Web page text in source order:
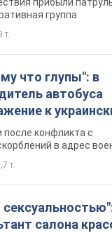
прибыли
группа
т.
что глупы": в
автобуса
к
за это.
после конфликта с
в адрес
т.
салона